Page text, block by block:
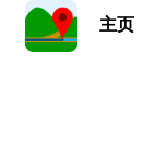
主页